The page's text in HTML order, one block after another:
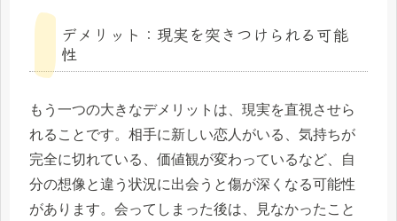
デメリット：現実を突きつけられる可能
性
もう一つの大きなデメリットは、現実を直視させら
れることです。相手に新しい恋人がいる、気持ちが
完全に切れている、価値観が変わっているなど、自
分の想像と違う状況に出会うと傷が深くなる可能性
があります。会ってしまった後は、見なかったこと